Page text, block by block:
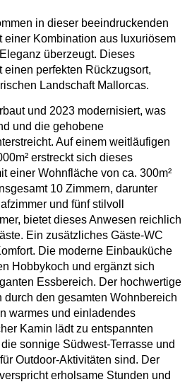
in dieser beeindruckenden
einer Kombination aus luxuriösem
überzeugt. Dieses
perfekten Rückzugsort,
Landschaft Mallorcas.
und 2023 modernisiert, was
und die gehobene
Auf einem weitläufigen
erstreckt sich dieses
einer Wohnfläche von ca. 300m²
10 Zimmern, darunter
und fünf stilvoll
bietet dieses Anwesen reichlich
Ein zusätzliches Gäste-WC
Die moderne Einbauküche
Hobbykoch und ergänzt sich
Essbereich. Der hochwertige
durch den gesamten Wohnbereich
warmes und einladendes
Kamin lädt zu entspannten
sonnige Südwest-Terrasse und
Outdoor-Aktivitäten sind. Der
erholsame Stunden und